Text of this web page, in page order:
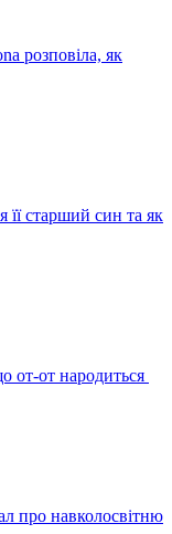
розповіла, як
її старший син та як
от-от народиться
про навколосвітню